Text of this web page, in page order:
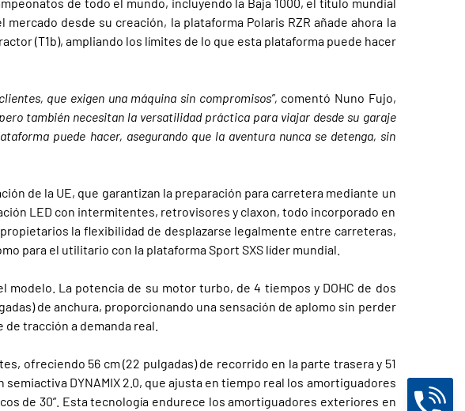
desde su creación, la plataforma Polaris RZR añade ahora la
(T1b), ampliando los límites de lo que esta plataforma puede hacer
que exigen una máquina sin compromisos”, comentó Nuno Fujo,
también necesitan la versatilidad práctica para viajar desde su garaje
puede hacer, asegurando que la aventura nunca se detenga, sin
de la UE, que garantizan la preparación para carretera mediante un
LED con intermitentes, retrovisores y claxon, todo incorporado en
la flexibilidad de desplazarse legalmente entre carreteras,
para el utilitario con la plataforma Sport SXS líder mundial.
La potencia de su motor turbo, de 4 tiempos y DOHC de dos
de anchura, proporcionando una sensación de aplomo sin perder
tracción a demanda real.
ofreciendo 56 cm (22 pulgadas) de recorrido en la parte trasera y 51
DYNAMIX 2.0, que ajusta en tiempo real los amortiguadores
de 30”. Esta tecnología endurece los amortiguadores exteriores en